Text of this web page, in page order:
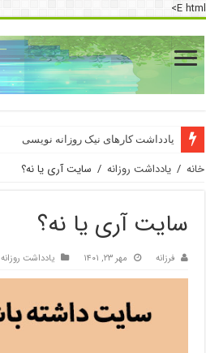
E html>
یادداشت کارهای نیک روزانه نویسی
دسترسی به اینترنت پرو
خانه / یادداشت روزانه / سایت آری یا نه؟
سایت آری یا نه؟
فرزانه مهر ۲۳, ۱۴۰۱ یادداشت روزانه